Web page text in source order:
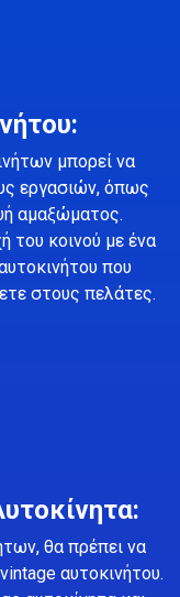
μπορεί να
εργασιών, όπως
αμαξώματος.
του κοινού με ένα
που
στους πελάτες.
θα πρέπει να
αυτοκινήτου.